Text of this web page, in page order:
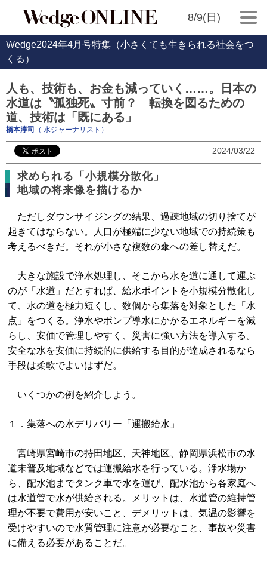
8/9(日)
Wedge2024年4月号特集（小さくても生きられる社会をつ
くる）
人も、技術も、お金も減っていく……。日本の
水道は〝孤独死〟寸前？ 転換を図るための
道、技術は「既にある」
橋本淳司 （ 水ジャーナリスト）
2024/03/22
求められる「小規模分散化」
地域の将来像を描けるか
ただしダウンサイジングの結果、過疎地域の切り捨てが
起きてはならない。人口が極端に少ない地域での持続策も
考えるべきだ。それが小さな複数の傘への差し替えだ。
大きな施設で浄水処理し、そこから水を道に通して運ぶ
のが「水道」だとすれば、給水ポイントを小規模分散化し
て、水の道を極力短くし、数個から集落を対象とした「水
点」をつくる。浄水やポンプ導水にかかるエネルギーを減
らし、安価で管理しやすく、災害に強い方法を導入する。
安全な水を安価に持続的に供給する目的が達成されるなら
手段は柔軟でよいはずだ。
いくつかの例を紹介しよう。
１．集落への水デリバリー「運搬給水」
宮崎県宮崎市の持田地区、天神地区、静岡県浜松市の水
道未普及地域などでは運搬給水を行っている。浄水場か
ら、配水池までタンク車で水を運び、配水池から各家庭へ
は水道管で水が供給される。メリットは、水道管の維持管
理が不要で費用が安いこと、デメリットは、気温の影響を
受けやすいので水質管理に注意が必要なこと、事故や災害
に備える必要があることだ。